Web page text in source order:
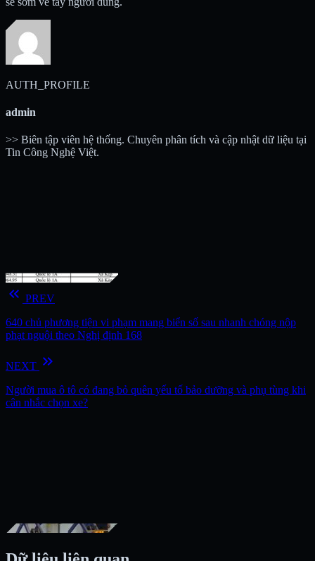
AUTH_PROFILE
admin
>> Biên tập viên hệ thống. Chuyên phân tích và cập nhật dữ liệu tại
Tin Công Nghệ Việt.
keyboard_double_arrow_left PREV
640 chủ phương tiện vi phạm mang biển số sau nhanh chóng nộp
phạt nguội theo Nghị định 168
NEXT keyboard_double_arrow_right
Người mua ô tô có đang bỏ quên yếu tố bảo dưỡng và phụ tùng khi
cân nhắc chọn xe?